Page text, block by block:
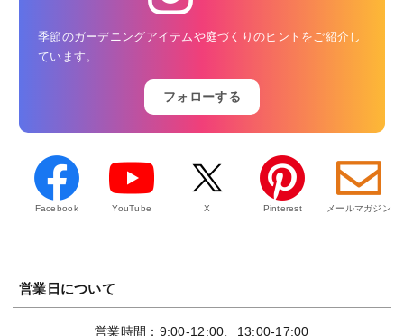
季節のガーデニングアイテムや庭づくりのヒントをご紹介し
ています。
フォローする
Facebook YouTube X Pinterest メールマガジン
営業日について
営業時間：9:00-12:00、13:00-17:00